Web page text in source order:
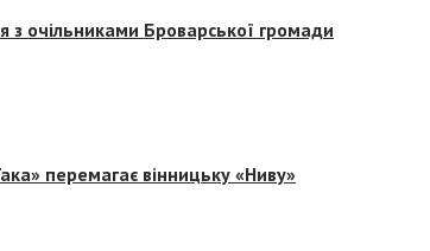
з очільниками Броварської громади
перемагає вінницьку «Ниву»